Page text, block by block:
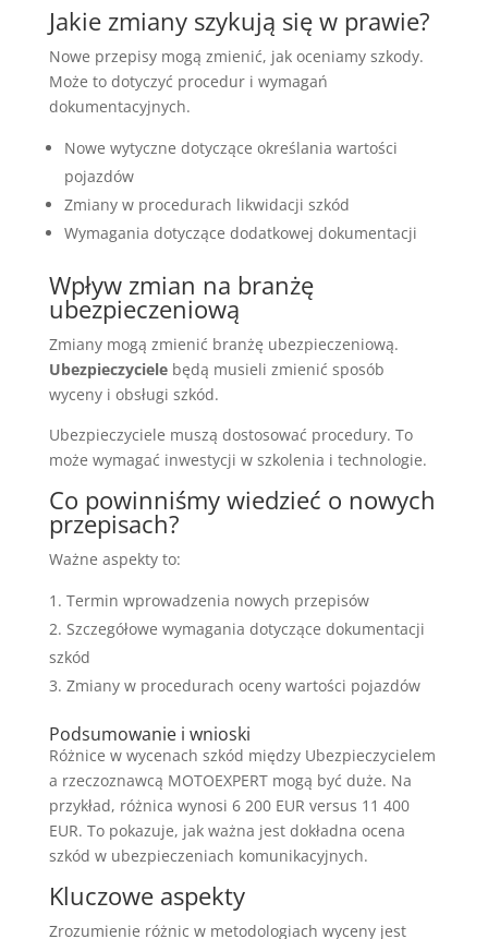
Jakie zmiany szykują się w prawie?
Nowe przepisy mogą zmienić, jak oceniamy szkody.
Może to dotyczyć procedur i wymagań
dokumentacyjnych.
Nowe wytyczne dotyczące określania wartości
pojazdów
Zmiany w procedurach likwidacji szkód
Wymagania dotyczące dodatkowej dokumentacji
Wpływ zmian na branżę
ubezpieczeniową
Zmiany mogą zmienić branżę ubezpieczeniową.
Ubezpieczycielebędą musieli zmienić sposób
wyceny i obsługi szkód.
Ubezpieczyciele muszą dostosować procedury. To
może wymagać inwestycji w szkolenia i technologie.
Co powinniśmy wiedzieć o nowych
przepisach?
Ważne aspekty to:
Termin wprowadzenia nowych przepisów
Szczegółowe wymagania dotyczące dokumentacji
szkód
Zmiany w procedurach oceny wartości pojazdów
Podsumowanie i wnioski
Różnice w wycenach szkód między Ubezpieczycielem
a rzeczoznawcą MOTOEXPERT mogą być duże. Na
przykład, różnica wynosi 6 200 EUR versus 11 400
EUR. To pokazuje, jak ważna jest dokładna ocena
szkód w ubezpieczeniach komunikacyjnych.
Kluczowe aspekty
Zrozumienie różnic w metodologiach wyceny jest